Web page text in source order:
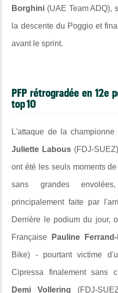
Borghini (UAE Team ADQ),
la descente du Poggio et
avant le sprint.
PFP rétrogradée en 12e
top 10
L'attaque de la
Juliette Labous (FDJ-
ont été les seuls moments
sans grandes
principalement faite par
Derrière le podium du jour,
Française Pauline
Bike) - pourtant victime
Cipressa finalement sans
Demi Vollering (FDJ-